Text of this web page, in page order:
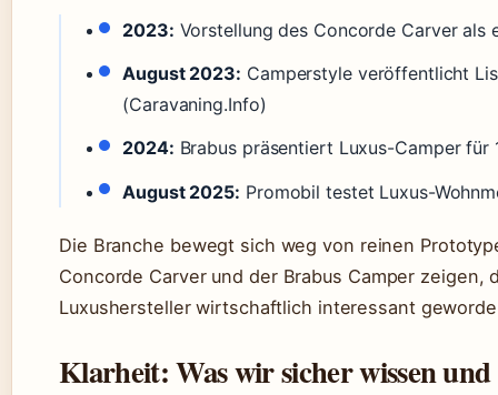
2023: Vorstellung des Concorde Carver als
August 2023: Camperstyle veröffentlicht
(Caravaning.Info)
2024: Brabus präsentiert Luxus-Camper für
August 2025: Promobil testet Luxus-
Die Branche bewegt sich weg von reinen
Concorde Carver und der Brabus Camper zeigen,
Luxushersteller wirtschaftlich interessant
Klarheit: Was wir sicher wissen